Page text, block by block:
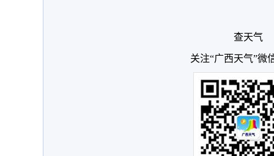
查天气
关注“广西天气”微